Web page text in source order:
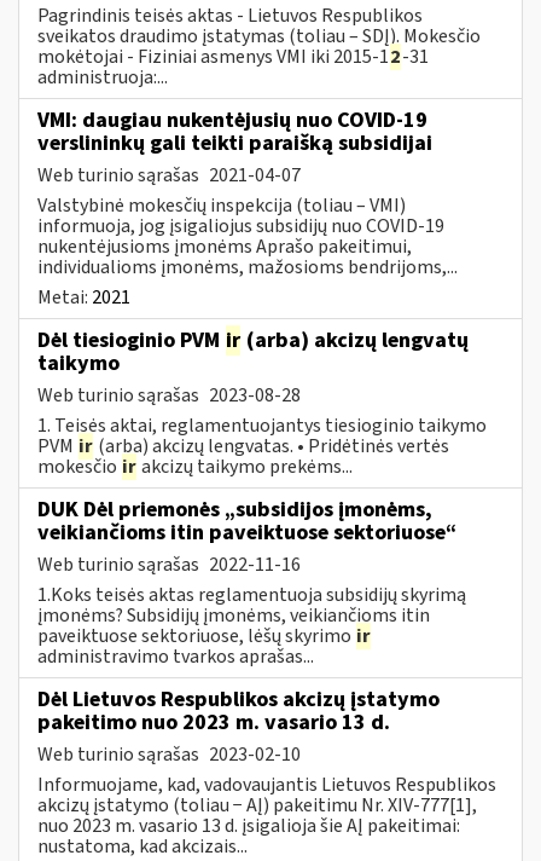
Pagrindinis teisės aktas - Lietuvos Respublikos
sveikatos draudimo įstatymas (toliau – SDĮ). Mokesčio
mokėtojai - Fiziniai asmenys VMI iki 2015-12-31
administruoja:...
VMI: daugiau nukentėjusių nuo COVID-19
verslininkų gali teikti paraišką subsidijai
Web turinio sąrašas 2021-04-07
Valstybinė mokesčių inspekcija (toliau – VMI)
informuoja, jog įsigaliojus subsidijų nuo COVID-19
nukentėjusioms įmonėms Aprašo pakeitimui,
individualioms įmonėms, mažosioms bendrijoms,...
Metai: 2021
Dėl tiesioginio PVM ir (arba) akcizų lengvatų
taikymo
Web turinio sąrašas 2023-08-28
1. Teisės aktai, reglamentuojantys tiesioginio taikymo
PVM ir (arba) akcizų lengvatas. • Pridėtinės vertės
mokesčio irakcizų taikymo prekėms...
DUK Dėl priemonės „subsidijos įmonėms,
veikiančioms itin paveiktuose sektoriuose“
Web turinio sąrašas 2022-11-16
1.Koks teisės aktas reglamentuoja subsidijų skyrimą
įmonėms? Subsidijų įmonėms, veikiančioms itin
paveiktuose sektoriuose, lėšų skyrimo ir
administravimo tvarkos aprašas...
Dėl Lietuvos Respublikos akcizų įstatymo
pakeitimo nuo 2023 m. vasario 13 d.
Web turinio sąrašas 2023-02-10
Informuojame, kad, vadovaujantis Lietuvos Respublikos
akcizų įstatymo (toliau − AĮ) pakeitimu Nr. XIV-777[1],
nuo 2023 m. vasario 13 d. įsigalioja šie AĮ pakeitimai:
nustatoma, kad akcizais...